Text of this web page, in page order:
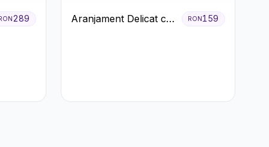
289
Aranjament Delicat cu
RON159